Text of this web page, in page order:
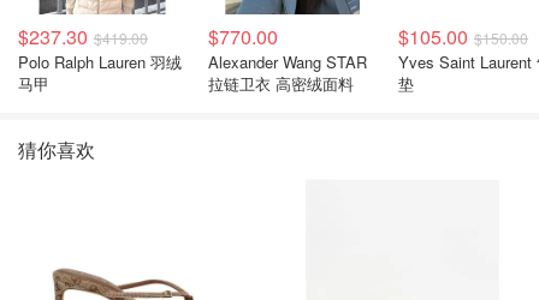
$237.30 $419.00
Polo Ralph Lauren 羽绒
马甲
$770.00
Alexander Wang STAR
拉链卫衣 高密绒面料
$105.00 $150.00
Yves Saint Laurent
垫
猜你喜欢